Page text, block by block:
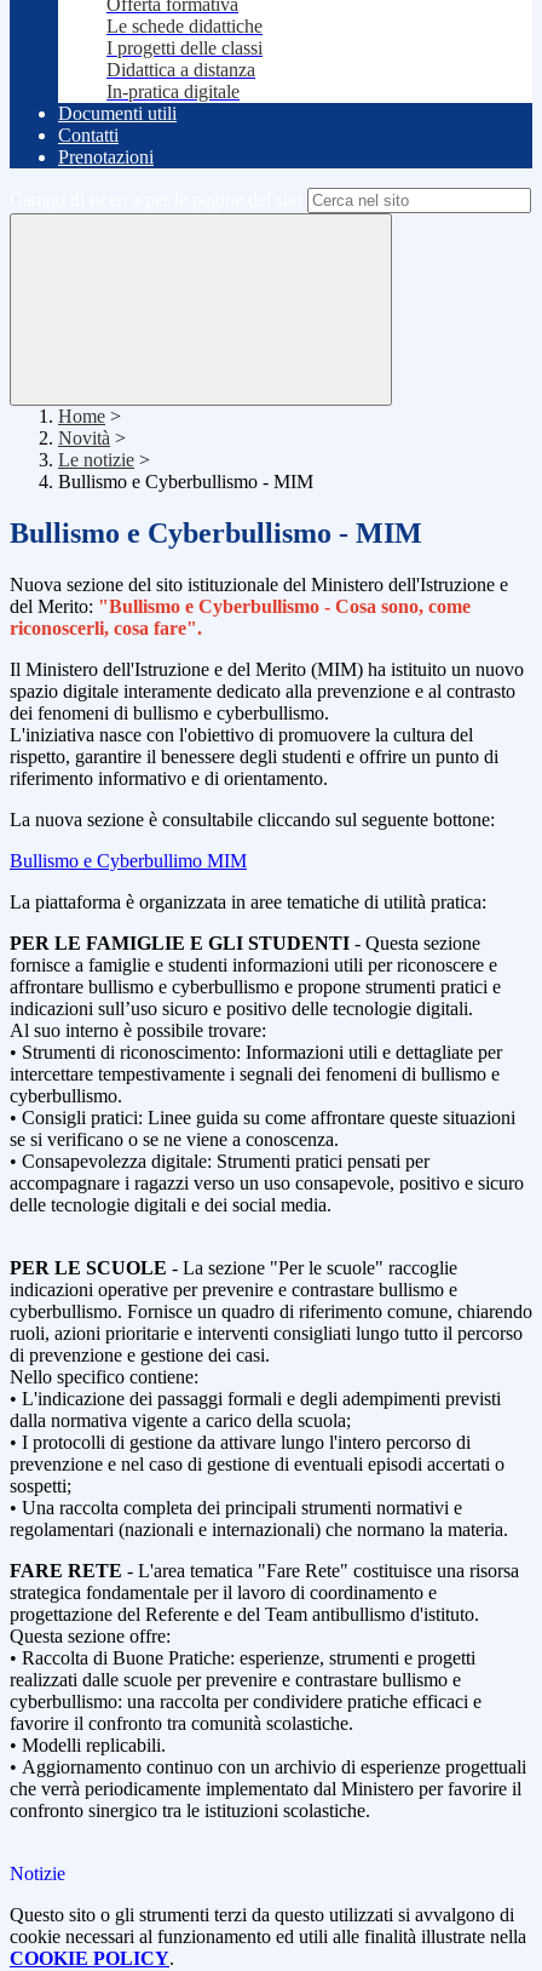
Offerta formativa
Le schede didattiche
I progetti delle classi
Didattica a distanza
In-pratica digitale
Documenti utili
Contatti
Prenotazioni
Home >
Novità >
Le notizie >
Bullismo e Cyberbullismo - MIM
Bullismo e Cyberbullismo - MIM
Nuova sezione del sito istituzionale del Ministero dell'Istruzione e
del Merito: "Bullismo e Cyberbullismo - Cosa sono, come
riconoscerli, cosa fare".
Il Ministero dell'Istruzione e del Merito (MIM) ha istituito un nuovo
spazio digitale interamente dedicato alla prevenzione e al contrasto
dei fenomeni di bullismo e cyberbullismo.
L'iniziativa nasce con l'obiettivo di promuovere la cultura del
rispetto, garantire il benessere degli studenti e offrire un punto di
riferimento informativo e di orientamento.
La nuova sezione è consultabile cliccando sul seguente bottone:
Bullismo e Cyberbullimo MIM
La piattaforma è organizzata in aree tematiche di utilità pratica:
PER LE FAMIGLIE E GLI STUDENTI - Questa sezione
fornisce a famiglie e studenti informazioni utili per riconoscere e
affrontare bullismo e cyberbullismo e propone strumenti pratici e
indicazioni sull’uso sicuro e positivo delle tecnologie digitali.
Al suo interno è possibile trovare:
• Strumenti di riconoscimento: Informazioni utili e dettagliate per
intercettare tempestivamente i segnali dei fenomeni di bullismo e
cyberbullismo.
• Consigli pratici: Linee guida su come affrontare queste situazioni
se si verificano o se ne viene a conoscenza.
• Consapevolezza digitale: Strumenti pratici pensati per
accompagnare i ragazzi verso un uso consapevole, positivo e sicuro
delle tecnologie digitali e dei social media.
PER LE SCUOLE - La sezione "Per le scuole" raccoglie
indicazioni operative per prevenire e contrastare bullismo e
cyberbullismo. Fornisce un quadro di riferimento comune, chiarendo
ruoli, azioni prioritarie e interventi consigliati lungo tutto il percorso
di prevenzione e gestione dei casi.
Nello specifico contiene:
• L'indicazione dei passaggi formali e degli adempimenti previsti
dalla normativa vigente a carico della scuola;
• I protocolli di gestione da attivare lungo l'intero percorso di
prevenzione e nel caso di gestione di eventuali episodi accertati o
sospetti;
• Una raccolta completa dei principali strumenti normativi e
regolamentari (nazionali e internazionali) che normano la materia.
FARE RETE - L'area tematica "Fare Rete" costituisce una risorsa
strategica fondamentale per il lavoro di coordinamento e
progettazione del Referente e del Team antibullismo d'istituto.
Questa sezione offre:
• Raccolta di Buone Pratiche: esperienze, strumenti e progetti
realizzati dalle scuole per prevenire e contrastare bullismo e
cyberbullismo: una raccolta per condividere pratiche efficaci e
favorire il confronto tra comunità scolastiche.
• Modelli replicabili.
• Aggiornamento continuo con un archivio di esperienze progettuali
che verrà periodicamente implementato dal Ministero per favorire il
confronto sinergico tra le istituzioni scolastiche.
Notizie
Questo sito o gli strumenti terzi da questo utilizzati si avvalgono di
cookie necessari al funzionamento ed utili alle finalità illustrate nella
COOKIE POLICY.